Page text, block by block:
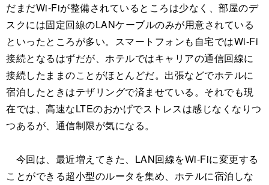
だまだWi-Fiが整備されているところは少なく、部屋のデ
スクには固定回線のLANケーブルのみが用意されている
といったところが多い。スマートフォンも自宅ではWi-Fi
接続となるはずだが、ホテルではキャリアの通信回線に
接続したままのことがほとんどだ。出張などでホテルに
宿泊したときはテザリングで済ませている。それでも現
在では、高速なLTEのおかげでストレスは感じなくなりつ
つあるが、通信制限が気になる。
今回は、最近増えてきた、LAN回線をWi-Fiに変更する
ことができる超小型のルータを集め、ホテルに宿泊しな